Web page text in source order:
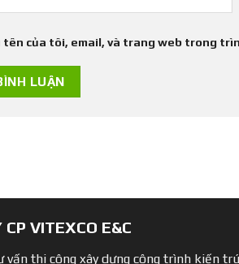
tên của tôi, email, và trang web trong
CP VITEXCO E&C
vấn thi công xây dựng công trình kiến